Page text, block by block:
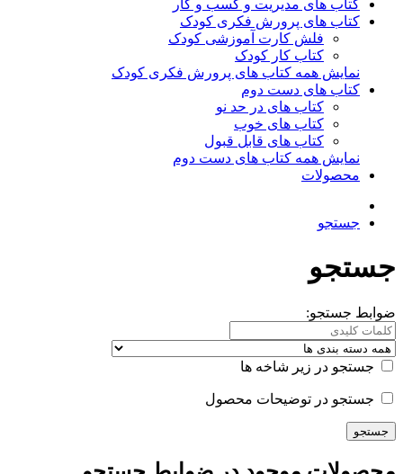
کتاب های مدیریت و کسب و کار
کتاب های پرورش فکری کودک
فلش کارت آموزشی کودک
کتاب کار کودک
نمایش همه کتاب های پرورش فکری کودک
کتاب های دست دوم
کتاب های در حد نو
کتاب های خوب
کتاب های قابل قبول
نمایش همه کتاب های دست دوم
محصولات
جستجو
جستجو
ضوابط جستجو:
جستجو در زیر شاخه ها
جستجو در توضیحات محصول